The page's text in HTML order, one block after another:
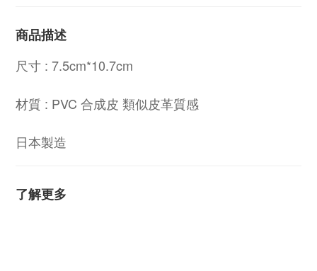
商品描述
尺寸 : 7.5cm*10.7cm
材質 : PVC 合成皮 類似皮革質感
日本製造
了解更多